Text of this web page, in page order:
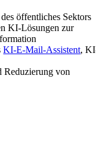
öffentliches Sektors
KI-Lösungen zur
KI-E-Mail-Assistent,
Reduzierung von